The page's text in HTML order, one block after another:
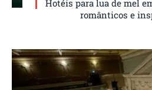
Hotéis para lua de mel
românticos e